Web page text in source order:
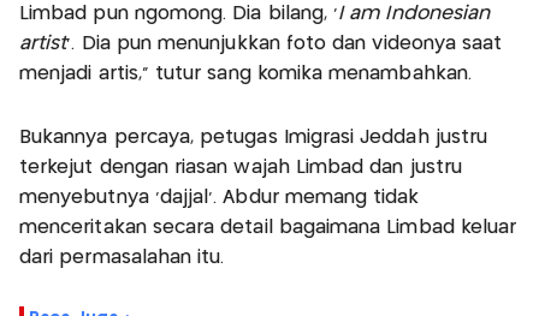
Limbad pun ngomong. Dia bilang, ‘I am Indonesian
artist’. Dia pun menunjukkan foto dan videonya saat
menjadi artis,” tutur sang komika menambahkan.
Bukannya percaya, petugas Imigrasi Jeddah justru
terkejut dengan riasan wajah Limbad dan justru
menyebutnya ‘dajjal’. Abdur memang tidak
menceritakan secara detail bagaimana Limbad keluar
dari permasalahan itu.